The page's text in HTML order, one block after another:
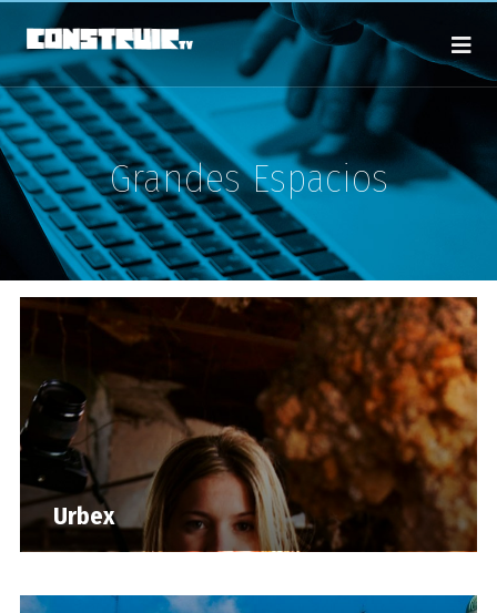
Grandes Espacios
Urbex